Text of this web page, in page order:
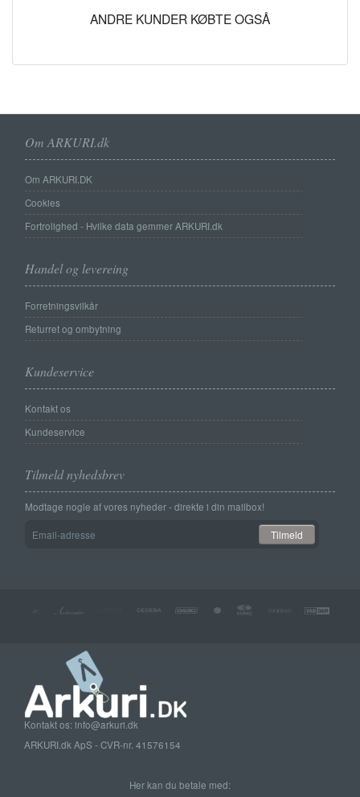
ANDRE KUNDER KØBTE OGSÅ
Om ARKURI.dk
Om ARKURI.DK
Cookies
Fortrolighed - Hvilke data gemmer ARKURI.dk
Handel og levereing
Forretningsvilkår
Returret og ombytning
Kundeservice
Kontakt os
Kundeservice
Tilmeld nyhedsbrev
Modtage nogle af vores nyheder - direkte i din mailbox!
adresse
Tilmeld
Kontakt os: info@arkuri.dk
ARKURI.dk ApS - CVR-nr. 41576154
Her kan du betale med: